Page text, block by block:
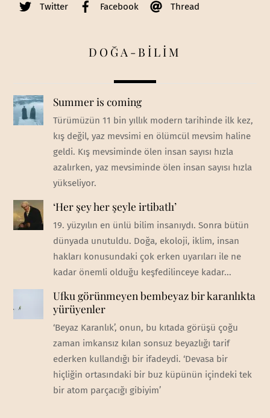
Twitter Facebook Thread
DOĞA-BİLİM
Summer is coming
Türümüzün 11 bin yıllık modern tarihinde ilk kez,
kış değil, yaz mevsimi en ölümcül mevsim haline
geldi. Kış mevsiminde ölen insan sayısı hızla
azalırken, yaz mevsiminde ölen insan sayısı hızla
yükseliyor.
‘Her şey her şeyle irtibatlı’
19. yüzyılın en ünlü bilim insanıydı. Sonra bütün
dünyada unutuldu. Doğa, ekoloji, iklim, insan
hakları konusundaki çok erken uyarıları ile ne
kadar önemli olduğu keşfedilinceye kadar...
Ufku görünmeyen bembeyaz bir karanlıkta
yürüyenler
‘Beyaz Karanlık’, onun, bu kıtada görüşü çoğu
zaman imkansız kılan sonsuz beyazlığı tarif
ederken kullandığı bir ifadeydi. ‘Devasa bir
hiçliğin ortasındaki bir buz küpünün içindeki tek
bir atom parçacığı gibiyim’